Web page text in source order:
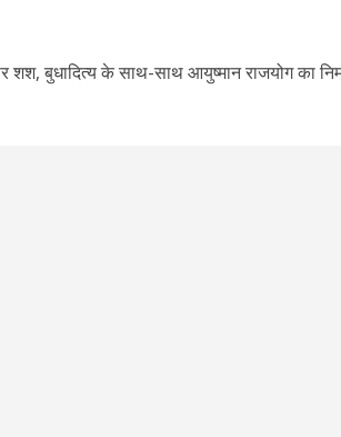
शश, बुधादित्य के साथ-साथ आयुष्मान राजयोग का